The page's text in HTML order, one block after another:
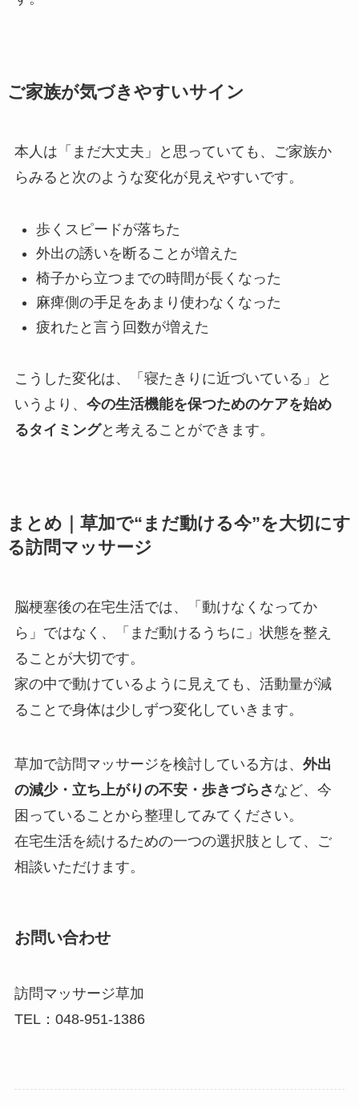
ご家族が気づきやすいサイン
本人は「まだ大丈夫」と思っていても、ご家族か
らみると次のような変化が見えやすいです。
歩くスピードが落ちた
外出の誘いを断ることが増えた
椅子から立つまでの時間が長くなった
麻痺側の手足をあまり使わなくなった
疲れたと言う回数が増えた
こうした変化は、「寝たきりに近づいている」と
いうより、 今の生活機能を保つためのケアを始め
るタイミングと考えることができます。
まとめ｜草加で“まだ動ける今”を大切にす
る訪問マッサージ
脳梗塞後の在宅生活では、「動けなくなってか
ら」ではなく、「まだ動けるうちに」状態を整え
ることが大切です。
家の中で動けているように見えても、活動量が減
ることで身体は少しずつ変化していきます。
草加で訪問マッサージを検討している方は、 外出
の減少・立ち上がりの不安・歩きづらさ など、今
困っていることから整理してみてください。
在宅生活を続けるための一つの選択肢として、ご
相談いただけます。
お問い合わせ
訪問マッサージ草加
TEL：048-951-1386